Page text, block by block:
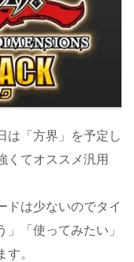
は「方界」を予定し
くてオススメ汎用
ドは少ないのでタイ
「使ってみたい」
。